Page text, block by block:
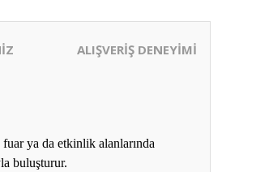
ALIŞVERİŞ DENEYİMİ
ya da etkinlik alanlarında
buluşturur.